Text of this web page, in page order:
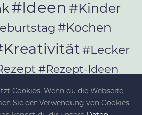
#Ideen #Kinder
#Kochen
#Lecker
#Rezept-Ideen
#selber_bauen
Cookies. Wenn du die Webseite
Sie der Verwendung von Cookies